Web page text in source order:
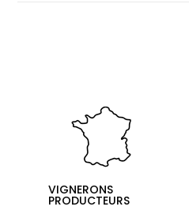
VIGNERONS
PRODUCTEURS